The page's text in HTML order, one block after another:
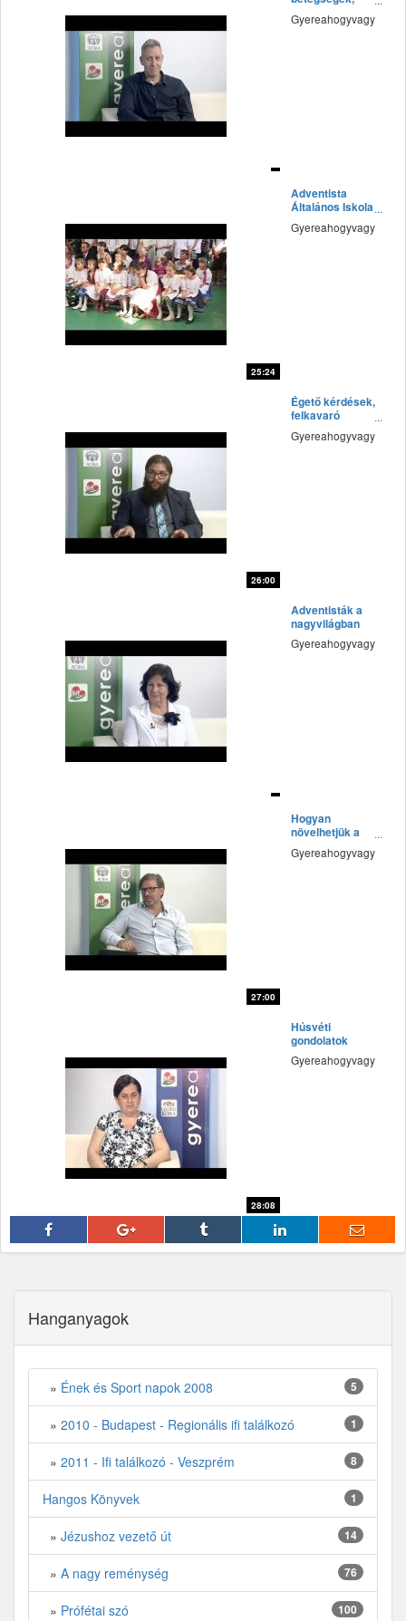
megelőzési
lehetőségek
Gyereahogyvagy
25:24
Adventista
Általános Iskola
Tiborszálláson
Gyereahogyvagy
26:00
Égető kérdések,
felkavaró
válaszok
Gyereahogyvagy
Adventisták a
nagyvilágban
Gyereahogyvagy
27:00
Hogyan
növelhetjük a
hitünket?
Gyereahogyvagy
28:08
fff
Húsvéti
gondolatok
Gyereahogyvagy
Hanganyagok
5
» Ének és Sport napok 2008
1
» 2010 - Budapest - Regionális ifi találkozó
8
» 2011 - Ifi találkozó - Veszprém
1
Hangos Könyvek
14
» Jézushoz vezető út
76
» A nagy reménység
100
» Prófétai szó